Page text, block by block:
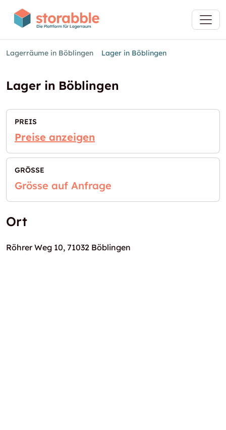
Lagerräume in Böblingen Lager in Böblingen
Lager in Böblingen
PREIS
Preise anzeigen
GRÖSSE
Grösse auf Anfrage
Ort
Röhrer Weg 10, 71032 Böblingen